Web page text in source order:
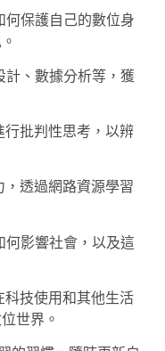
何保護自己的數位身
計、數據分析等，獲
行批判性思考，以辨
，透過網路資源學習
何影響社會，以及這
科技使用和其他生活
世界。